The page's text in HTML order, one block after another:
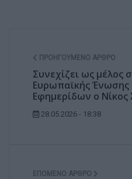
ΠΡΟΗΓΟΎΜΕΝΟ ΆΡΘΡΟ
Συνεχίζει ως μέλος
Ευρωπαϊκής Ένωσης
Εφημερίδων ο Νίκος
28.05.2026 - 18:38
ΕΠΌΜΕΝΟ ΆΡΘΡΟ